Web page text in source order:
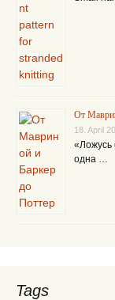
От
18. April
«Ложусь
одна …
Tags